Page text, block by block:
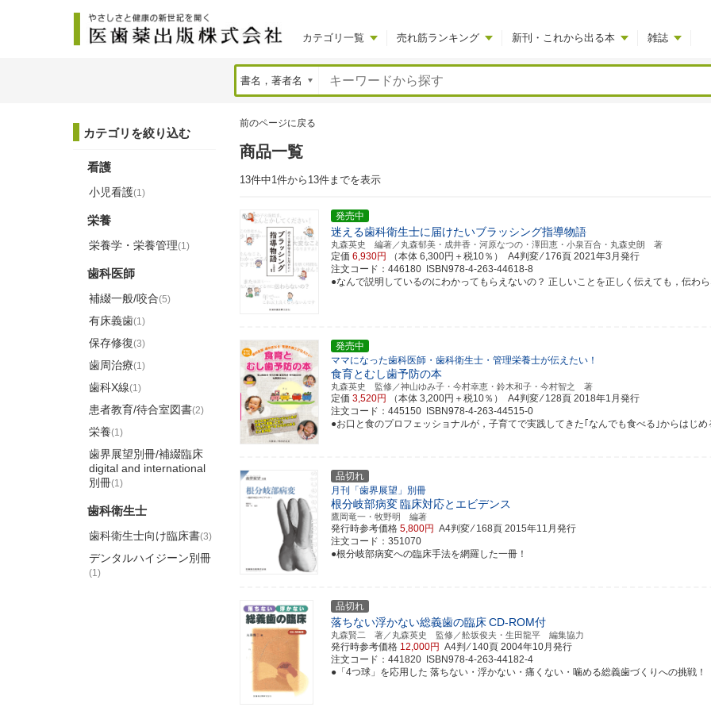
カテゴリ一覧 売れ筋ランキング 新刊・これから出る本 雑誌
前のページに戻る
商品一覧
13件中1件から13件までを表示
発売中
迷える歯科衛生士に届けたいブラッシング指導物語
丸森英史 編著／丸森郁美・成井香・河原なつの・澤田恵・小泉百合・丸森史朗 著
定価 6,930円 （本体 6,300円＋税10％） A4判変 ⁄ 176頁 2021年3月発行
注文コード：446180 ISBN978-4-263-44618-8
●なんで説明しているのにわかってもらえないの？ 正しいことを正しく伝えても，伝わら
発売中
ママになった歯科医師・歯科衛生士・管理栄養士が伝えたい！
食育とむし歯予防の本
丸森英史 監修／神山ゆみ子・今村幸恵・鈴木和子・今村智之 著
定価 3,520円 （本体 3,200円＋税10％） A4判変 ⁄ 128頁 2018年1月発行
注文コード：445150 ISBN978-4-263-44515-0
●お口と食のプロフェッショナルが，子育てで実践してきた｢なんでも食べる｣からはじめ
品切れ
月刊「歯界展望」別冊
根分岐部病変臨床対応とエビデンス
鷹岡竜一・牧野明 編著
発行時参考価格 5,800円 A4判変 ⁄ 168頁 2015年11月発行
注文コード：351070
●根分岐部病変への臨床手法を網羅した一冊！
品切れ
落ちない浮かない総義歯の臨床CD-ROM付
丸森賢二 著／丸森英史 監修／舩坂俊夫・生田龍平 編集協力
発行時参考価格 12,000円 A4判 ⁄ 140頁 2004年10月発行
注文コード：441820 ISBN978-4-263-44182-4
●「4つ球」を応用した 落ちない・浮かない・痛くない・噛める総義歯づくりへの挑戦！
カテゴリを絞り込む
看護
小児看護(1)
栄養
栄養学・栄養管理(1)
歯科医師
補綴一般/咬合(5)
有床義歯(1)
保存修復(3)
歯周治療(1)
歯科X線(1)
患者教育/待合室図書(2)
栄養(1)
歯界展望別冊/補綴臨床
digital and international
別冊(1)
歯科衛生士
歯科衛生士向け臨床書(3)
デンタルハイジーン別冊
(1)